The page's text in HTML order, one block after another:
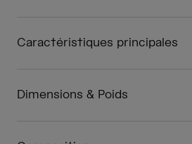
Caractéristiques principales
Dimensions & Poids